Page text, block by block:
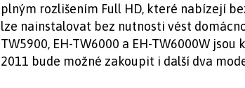
plným rozlišením Full HD, které nabízejí
lze nainstalovat bez nutnosti vést
TW5900, EH-TW6000 a EH-TW6000W
2011 bude možné zakoupit i další dva